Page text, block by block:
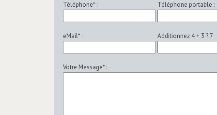
Téléphone* : Téléphone portable :
eMail* : Additionnez 4 + 3 ? 7
Votre Message* :